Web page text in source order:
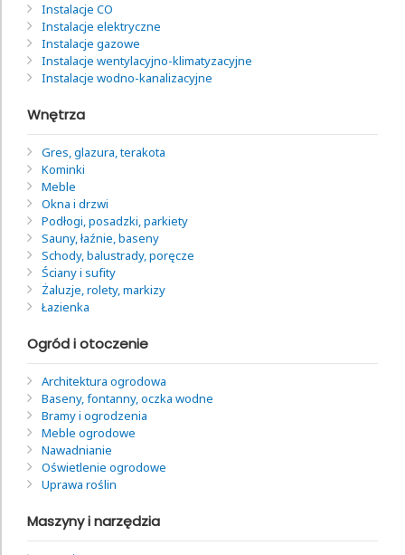
Instalacje CO
Instalacje elektryczne
Instalacje gazowe
Instalacje wentylacyjno-klimatyzacyjne
Instalacje wodno-kanalizacyjne
Wnętrza
Gres, glazura, terakota
Kominki
Meble
Okna i drzwi
Podłogi, posadzki, parkiety
Sauny, łaźnie, baseny
Schody, balustrady, poręcze
Ściany i sufity
Żaluzje, rolety, markizy
Łazienka
Ogród i otoczenie
Architektura ogrodowa
Baseny, fontanny, oczka wodne
Bramy i ogrodzenia
Meble ogrodowe
Nawadnianie
Oświetlenie ogrodowe
Uprawa roślin
Maszyny i narzędzia